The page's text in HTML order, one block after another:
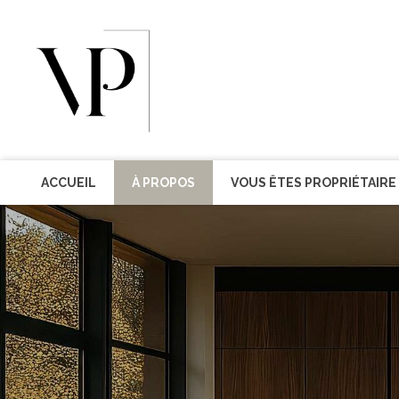
ACCUEIL À PROPOS VOUS ÊTES PROPRIÉTAIRE